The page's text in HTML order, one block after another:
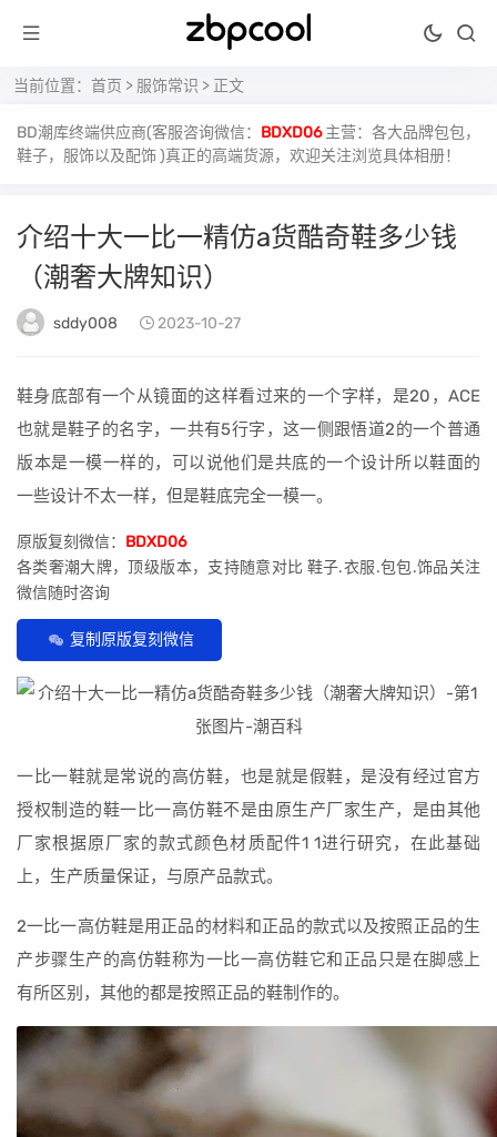
当前位置： 首页 > 服饰常识 > 正文
BD潮库终端供应商(客服咨询微信： BDXD06 主营：各大品牌包包，
鞋子，服饰以及配饰 )真正的高端货源，欢迎关注浏览具体相册！
介绍十大一比一精仿a货酷奇鞋多少钱
（潮奢大牌知识）
sddy008 2023-10-27
鞋身底部有一个从镜面的这样看过来的一个字样，是20，ACE
也就是鞋子的名字，一共有5行字，这一侧跟悟道2的一个普通
版本是一模一样的，可以说他们是共底的一个设计所以鞋面的
一些设计不太一样，但是鞋底完全一模一。
原版复刻微信： BDXD06
各类奢潮大牌，顶级版本，支持随意对比 鞋子.衣服.包包.饰品关注
微信随时咨询
复制原版复刻微信
一比一鞋就是常说的高仿鞋，也是就是假鞋，是没有经过官方
授权制造的鞋一比一高仿鞋不是由原生产厂家生产，是由其他
厂家根据原厂家的款式颜色材质配件1 1进行研究，在此基础
上，生产质量保证，与原产品款式。
2一比一高仿鞋是用正品的材料和正品的款式以及按照正品的生
产步骤生产的高仿鞋称为一比一高仿鞋它和正品只是在脚感上
有所区别，其他的都是按照正品的鞋制作的。